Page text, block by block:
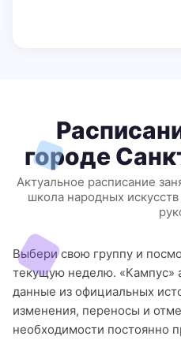
городе
Актуальное расписание
школа народных
Выбери свою группу и
текущую неделю. «Кампус»
данные из официальных
изменения, переносы и
необходимости постоянно